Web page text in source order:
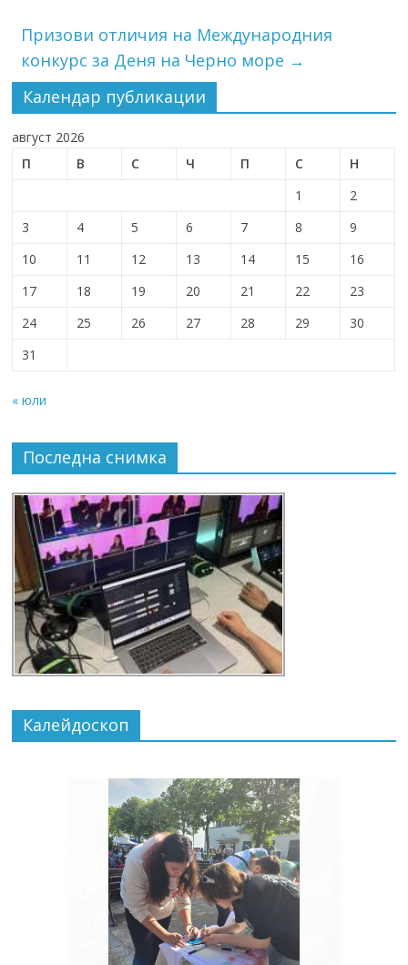
Призови отличия на Международния
конкурс за Деня на Черно море →
Календар публикации
август 2026
П
В С Ч П С
Н
1
2
3
4 5 6 7 8
9
10
11 12 13 14 15
16
17
18 19 20 21 22
23
24
25 26 27 28 29
30
31
« юли
Последна снимка
Калейдоскоп